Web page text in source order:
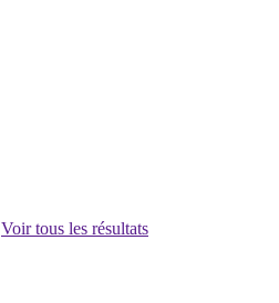
Voir tous les résultats